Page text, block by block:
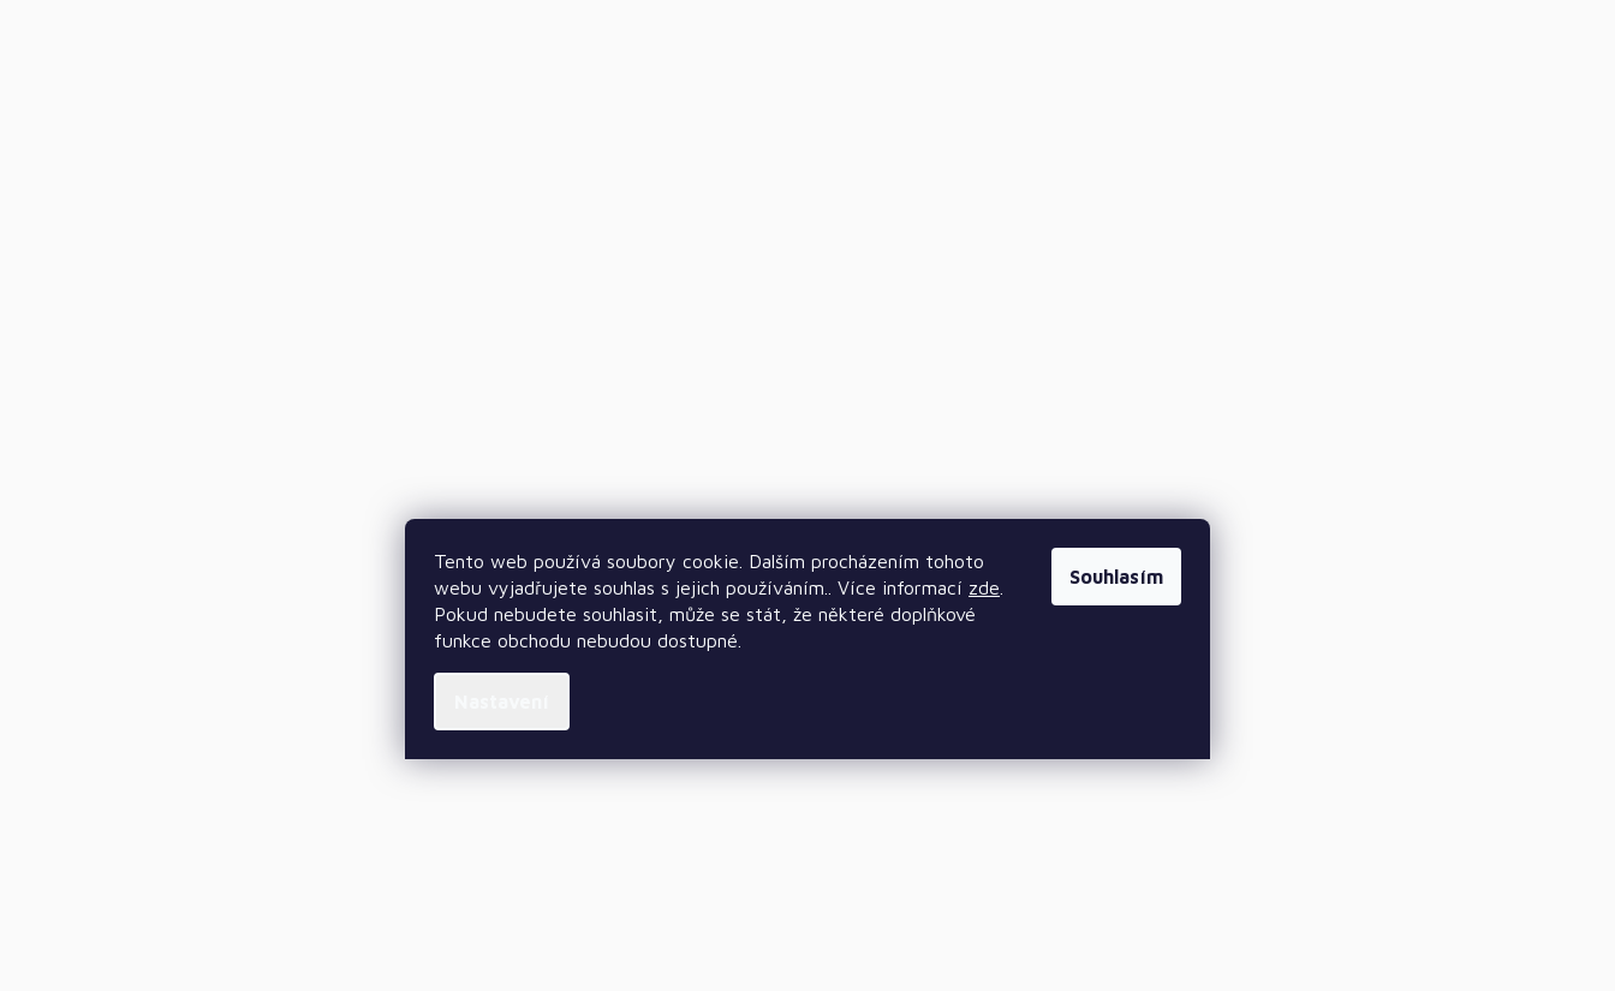
Tento web používá soubory cookie. Dalším procházením tohoto
webu vyjadřujete souhlas s jejich používáním.. Více informací zde
Pokud nebudete souhlasit, může se stát, že některé doplňkové
funkce obchodu nebudou dostupné.
Souhlasím